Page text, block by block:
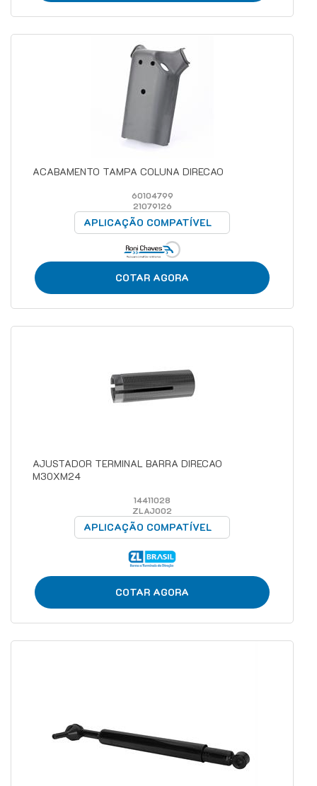
ACABAMENTO TAMPA COLUNA DIRECAO
60104799
21079126
APLICAÇÃO COMPATÍVEL
COTAR AGORA
AJUSTADOR TERMINAL BARRA DIRECAO
M30XM24
14411028
ZLAJ002
APLICAÇÃO COMPATÍVEL
COTAR AGORA